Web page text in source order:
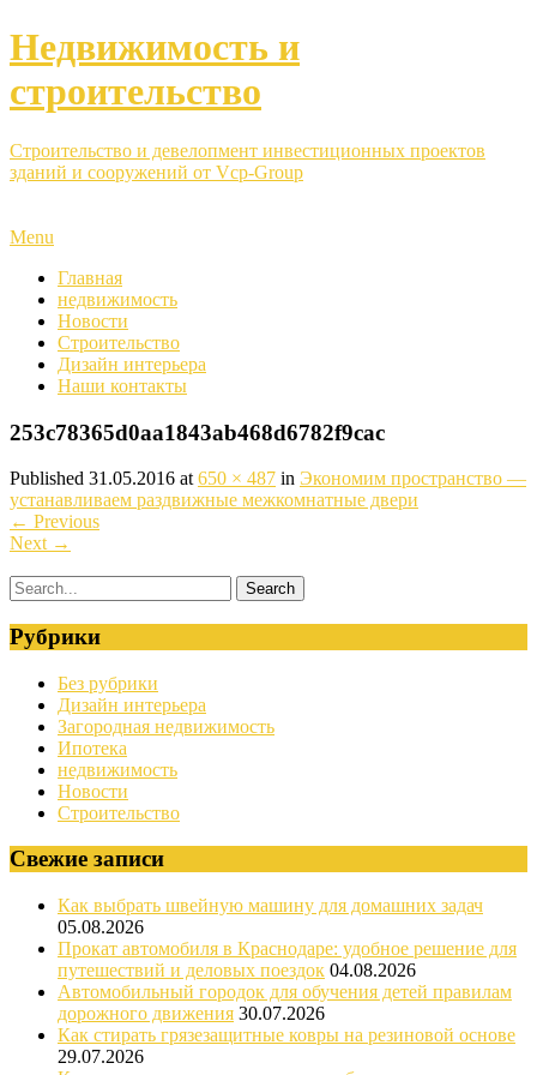
Недвижимость и
строительство
Строительство и девелопмент инвестиционных проектов
зданий и сооружений от Vcp-Group
Menu
Главная
недвижимость
Новости
Строительство
Дизайн интерьера
Наши контакты
253c78365d0aa1843ab468d6782f9cac
Published 31.05.2016 at 650 × 487 in Экономим пространство —
устанавливаем раздвижные межкомнатные двери
← Previous
Next →
Рубрики
Без рубрики
Дизайн интерьера
Загородная недвижимость
Ипотека
недвижимость
Новости
Строительство
Свежие записи
Как выбрать швейную машину для домашних задач
05.08.2026
Прокат автомобиля в Краснодаре: удобное решение для
путешествий и деловых поездок 04.08.2026
Автомобильный городок для обучения детей правилам
дорожного движения 30.07.2026
Как стирать грязезащитные ковры на резиновой основе
29.07.2026